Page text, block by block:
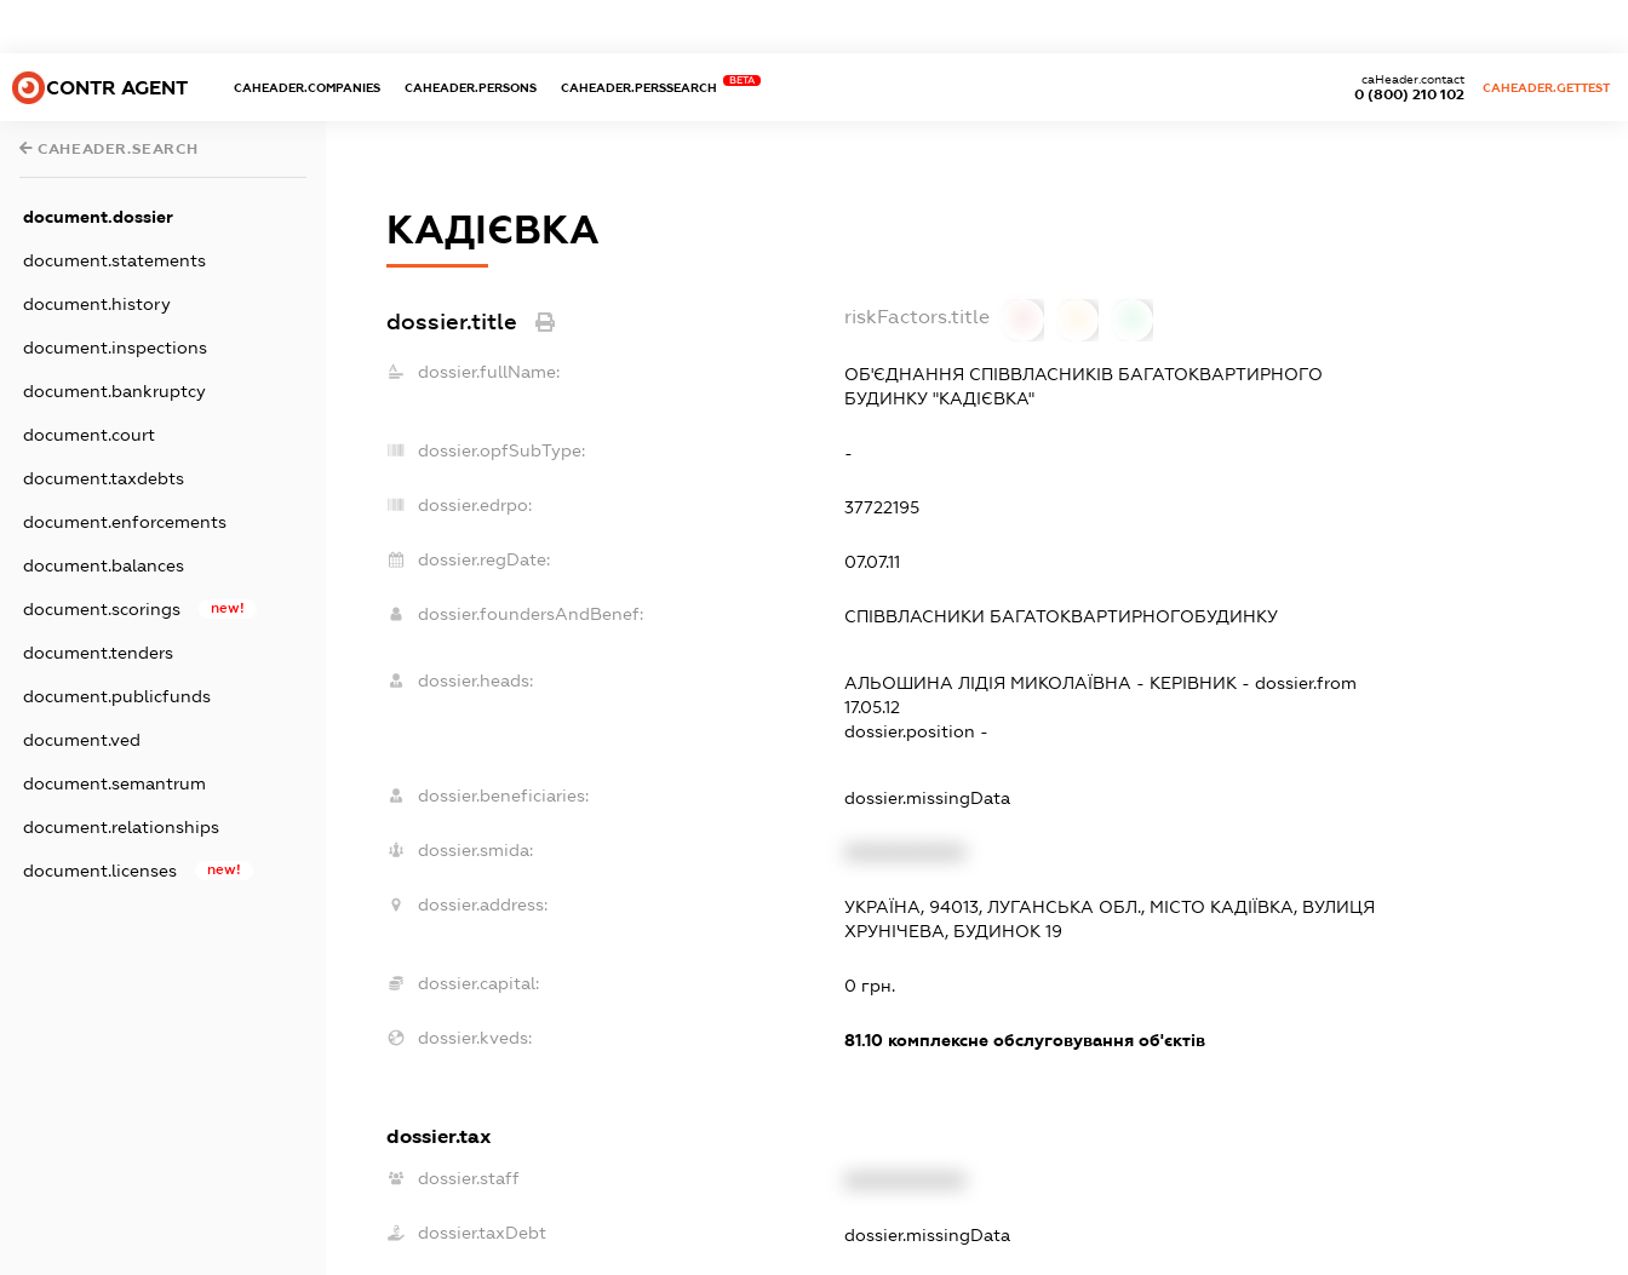
CONTR AGENT CAHEADER.COMPANIES CAHEADER.PERSONS CAHEADER.PERSSEARCH
BETA
0 (800) 210 102
caHeader.contact
CAHEADER.GETTEST
CAHEADER.SEARCH
document.dossier
document.statements
document.history
document.inspections
document.bankruptcy
document.court
document.taxdebts
document.enforcements
document.balances
document.scorings new!
document.tenders
document.publicfunds
document.ved
document.semantrum
document.relationships
document.licenses new!
КАДІЄВКА
dossier.title riskFactors.title
dossier.fullName:
ОБ'ЄДНАННЯ СПІВВЛАСНИКІВ БАГАТОКВАРТИРНОГО
БУДИНКУ "КАДІЄВКА"
dossier.opfSubType: -
dossier.edrpo: 37722195
dossier.regDate: 07.07.11
dossier.foundersAndBenef: СПІВВЛАСНИКИ БАГАТОКВАРТИРНОГОБУДИНКУ
dossier.heads: АЛЬОШИНА ЛІДІЯ МИКОЛАЇВНА - КЕРІВНИК - dossier.from
17.05.12
dossier.position -
dossier.beneficiaries: dossier.missingData
dossier.smida:
dossier.address:
УКРАЇНА, 94013, ЛУГАНСЬКА ОБЛ., МІСТО КАДІЇВКА, ВУЛИЦЯ
ХРУНІЧЕВА, БУДИНОК 19
dossier.capital: 0 грн.
dossier.kveds: 81.10 комплексне обслуговування об'єктів
dossier.tax
dossier.staff
dossier.taxDebt dossier.missingData